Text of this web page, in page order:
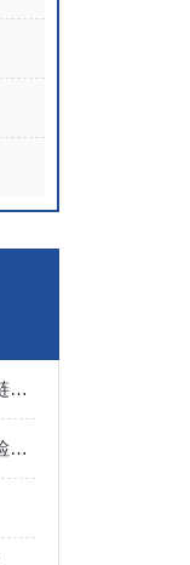
Millipore发光液的制备工艺：全链路质控保障检测性能稳定
Millipore发光液：多场景高灵敏检测的核心试剂支撑